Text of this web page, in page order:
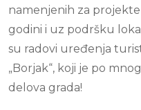
namenjenih za
godini i uz podršku
su radovi uređenja
„Borjak“, koji je po
delova grada!